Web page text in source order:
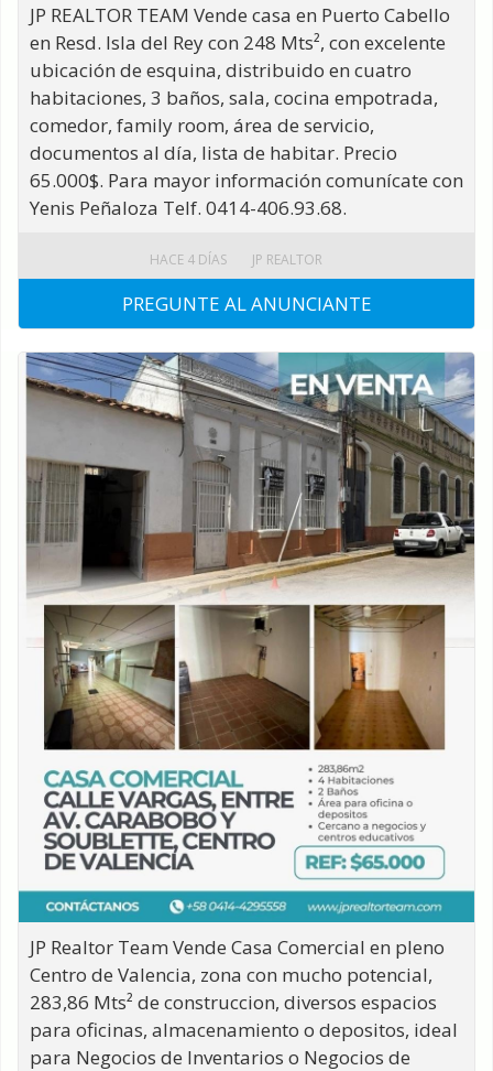
JP REALTOR TEAM Vende casa en Puerto Cabello
en Resd. Isla del Rey con 248 Mts², con excelente
ubicación de esquina, distribuido en cuatro
habitaciones, 3 baños, sala, cocina empotrada,
comedor, family room, área de servicio,
documentos al día, lista de habitar. Precio
65.000$. Para mayor información comunícate con
Yenis Peñaloza Telf. 0414-406.93.68.
PREGUNTE AL ANUNCIANTE
HACE 4 DÍAS JP REALTOR
JP Realtor Team Vende Casa Comercial en pleno
Centro de Valencia, zona con mucho potencial,
283,86 Mts² de construccion, diversos espacios
para oficinas, almacenamiento o depositos, ideal
para Negocios de Inventarios o Negocios de